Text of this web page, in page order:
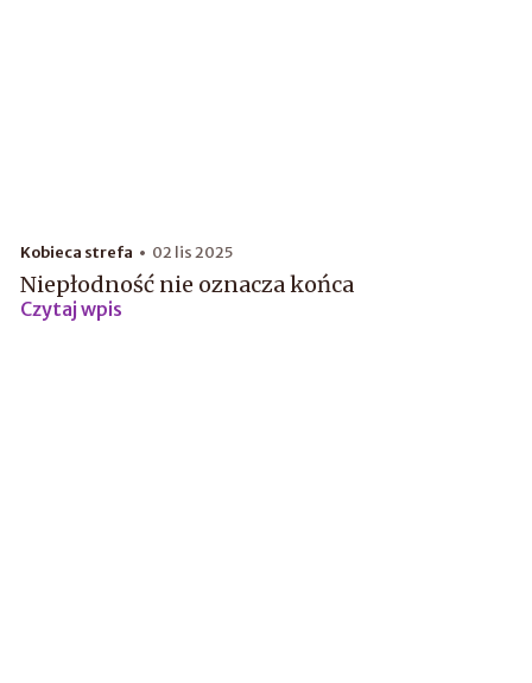
Kobieca strefa 02 lis 2025
Niepłodność nie oznacza końca
Czytaj wpis